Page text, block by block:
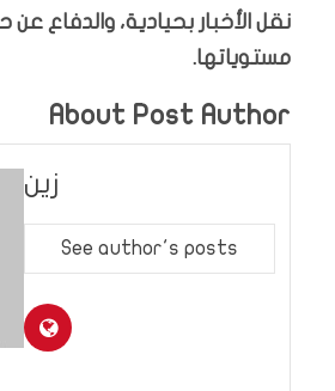
نقل الأخبار بحيادية، والدفاع عن
مستوياتها.
About Post Author
زين
See author's posts